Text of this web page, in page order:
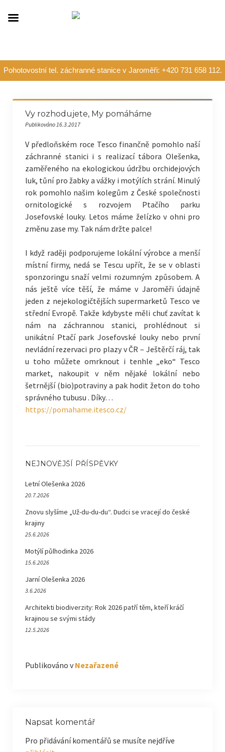
Pohotovostní tel. záchranné stanice v Jaroměři: +420 731 658 112.
Vy rozhodujete, My pomáháme
Publikováno 16.3.2017
V předloňském roce Tesco finančně pomohlo naší
záchranné stanici i s realizací tábora Olešenka,
zaměřeného na ekologickou údržbu orchidejových
luk, tůní pro žabky a vážky i motýlích strání. Minulý
rok pomohlo našim kolegům z České společnosti
ornitologické s rozvojem Ptačího parku
Josefovské louky. Letos máme želízko v ohni pro
změnu zase my. Tak nám držte palce!
I když raději podporujeme lokální výrobce a menší
místní firmy, nedá se Tescu upřít, že se v oblasti
sponzoringu snaží velmi rozumným způsobem. A
nás ještě více těší, že máme v Jaroměři údajně
jeden z nejekologičtějších supermarketů Tesco ve
střední Evropě. Takže kdybyste měli chuť zavítat k
nám na záchrannou stanici, prohlédnout si
unikátní Ptačí park Josefovské louky nebo první
nevládní rezervaci pro plazy v ČR – Ještěrčí ráj, tak
u toho můžete omrknout i tenhle „eko“ Tesco
market, nakoupit v něm nějaké lokální nebo
šetrnější (bio)potraviny a pak hodit žeton do toho
správného tubusu . Díky…
https://pomahame.itesco.cz/
NEJNOVĚJŠÍ PŘÍSPĚVKY
Letní Olešenka 2026
20.7.2026
Znovu slyšíme „Už-du-du-du“. Dudci se vracejí do české
krajiny
25.6.2026
Motýlí půlhodinka 2026
15.6.2026
Jarní Olešenka 2026
3.6.2026
Architekti biodiverzity: Rok 2026 patří těm, kteří kráčí
krajinou se svými stády
12.5.2026
Publikováno v Nezařazené
Napsat komentář
Pro přidávání komentářů se musíte nejdříve